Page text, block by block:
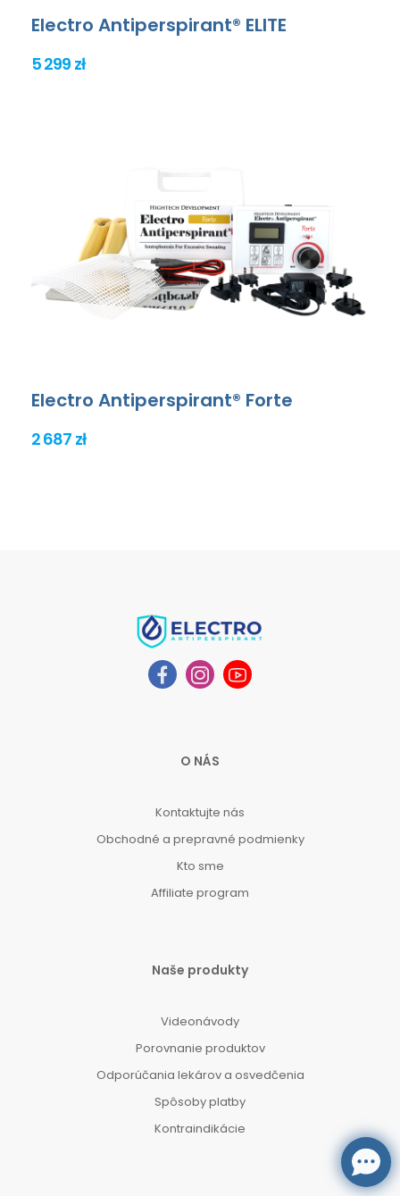
Electro Antiperspirant® ELITE
5 299 zł
Electro Antiperspirant® Forte
2 687 zł
O NÁS
Kontaktujte nás
Obchodné a prepravné podmienky
Kto sme
Affiliate program
Naše produkty
Videonávody
Porovnanie produktov
Odporúčania lekárov a osvedčenia
Spôsoby platby
Kontraindikácie